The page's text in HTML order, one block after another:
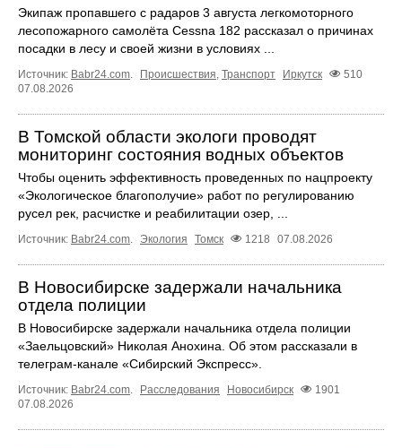
Экипаж пропавшего с радаров 3 августа легкомоторного
лесопожарного самолёта Cessna 182 рассказал о причинах
посадки в лесу и своей жизни в условиях ...
Источник: Babr24.com Происшествия Транспорт Иркутск
510
07.08.2026
В Томской области экологи проводят
мониторинг состояния водных объектов
Чтобы оценить эффективность проведенных по нацпроекту
«Экологическое благополучие» работ по регулированию
русел рек, расчистке и реабилитации озер, ...
Источник: Babr24.com Экология Томск 1218 07.08.2026
В Новосибирске задержали начальника
отдела полиции
В Новосибирске задержали начальника отдела полиции
«Заельцовский» Николая Анохина. Об этом рассказали в
телеграм-канале «Сибирский Экспресс».
Источник: Babr24.com. Расследования Новосибирск
1901
07.08.2026